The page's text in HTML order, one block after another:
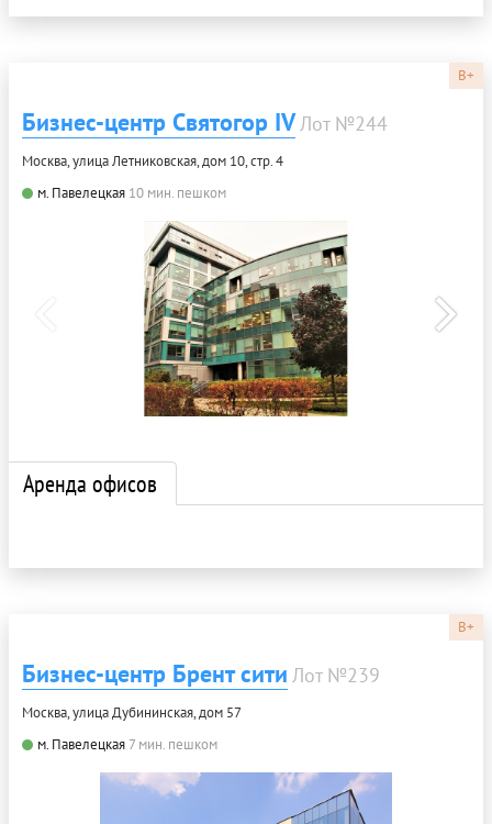
B+
Бизнес-центр Святогор IVЛот №244
Москва, улица Летниковская, дом 10, стр. 4
м. Павелецкая 10 мин. пешком
Аренда офисов
B+
Бизнес-центр Брент сити Лот №239
Москва, улица Дубининская, дом 57
м. Павелецкая 7 мин. пешком